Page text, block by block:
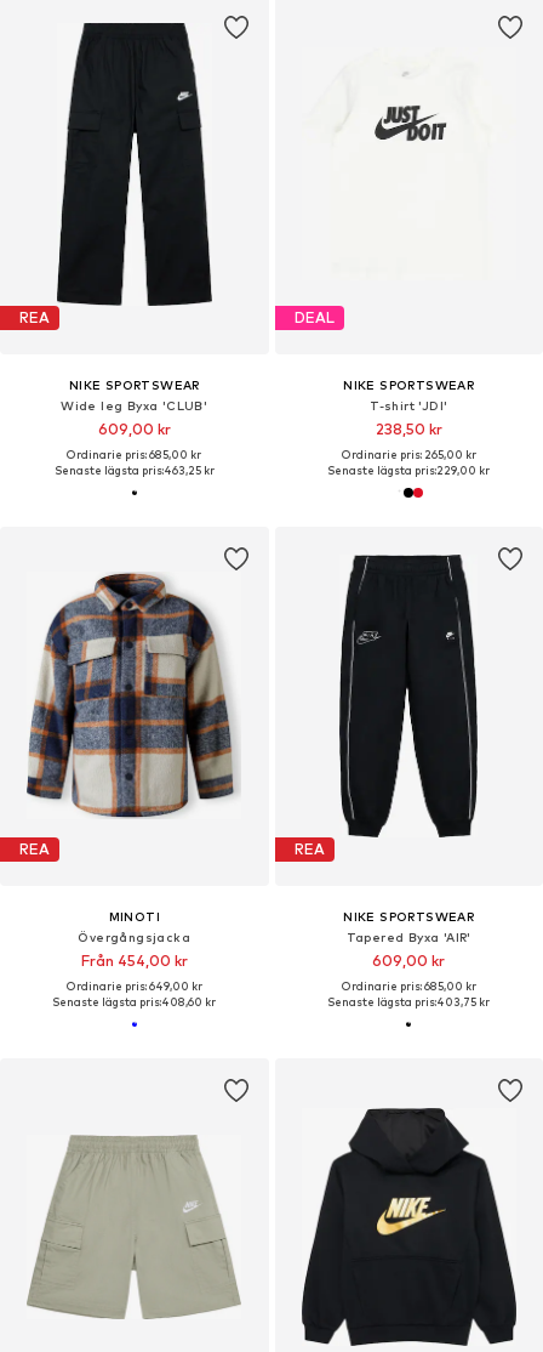
REA
NIKE SPORTSWEAR
Wide leg Byxa 'CLUB'
609,00 kr
Ordinarie pris: 685,00 kr
Senaste lägsta pris:463,25 kr
DEAL
NIKE SPORTSWEAR
T-shirt 'JDI'
238,50 kr
Ordinarie pris: 265,00 kr
Senaste lägsta pris:229,00 kr
REA
MINOTI
Övergångsjacka
Från 454,00 kr
Ordinarie pris: 649,00 kr
Senaste lägsta pris:408,60 kr
REA
NIKE SPORTSWEAR
Tapered Byxa 'AIR'
609,00 kr
Ordinarie pris: 685,00 kr
Senaste lägsta pris:403,75 kr